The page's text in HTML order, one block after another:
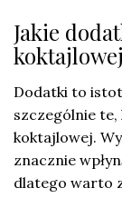
Jakie
Dodatki to
szczególnie
koktajlowej.
znacznie
dlatego warto